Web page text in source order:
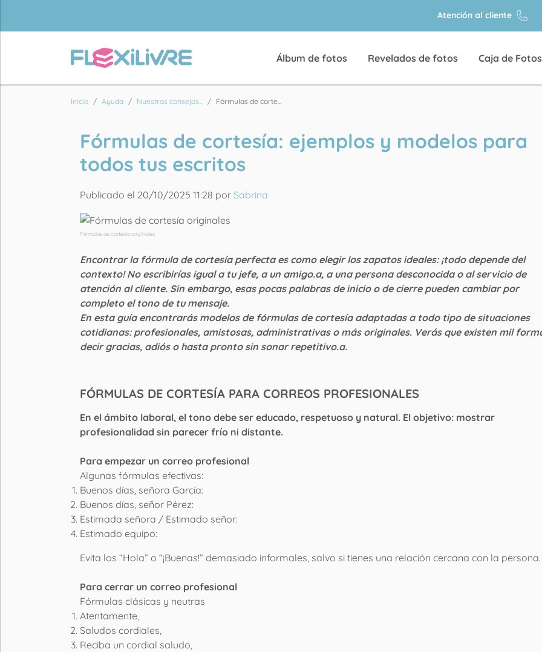
Atención al cliente
Álbum de fotos Revelados de fotos Caja de Fotos
Inicio Ayuda Nuestros consejos... Fórmulas de corte...
Fórmulas de cortesía: ejemplos y modelos para
todos tus escritos
Publicado el 20/10/2025 11:28 por Sabrina
Fórmulas de cortesía originales
Encontrar la fórmula de cortesía perfecta es como elegir los zapatos ideales: ¡todo depende del
contexto! No escribirías igual a tu jefe, a un amigo.a, a una persona desconocida o al servicio de
atención al cliente. Sin embargo, esas pocas palabras de inicio o de cierre pueden cambiar por
completo el tono de tu mensaje.
En esta guía encontrarás modelos de fórmulas de cortesía adaptadas a todo tipo de situaciones
cotidianas: profesionales, amistosas, administrativas o más originales. Verás que existen mil
decir gracias, adiós o hasta pronto sin sonar repetitivo.a.
FÓRMULAS DE CORTESÍA PARA CORREOS PROFESIONALES
En el ámbito laboral, el tono debe ser educado, respetuoso y natural. El objetivo: mostrar
profesionalidad sin parecer frío ni distante.
Para empezar un correo profesional
Algunas fórmulas efectivas:
Buenos días, señora García:
Buenos días, señor Pérez:
Estimada señora / Estimado señor:
Estimado equipo:
Evita los “Hola” o “¡Buenas!” demasiado informales, salvo si tienes una relación cercana con la persona.
Para cerrar un correo profesional
Fórmulas clásicas y neutras
Atentamente,
Saludos cordiales,
Reciba un cordial saludo,